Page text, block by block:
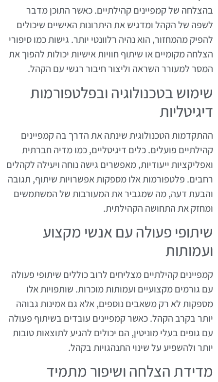
בהצלחה של קמפיינים קהילתיים. כאשר התוכן מדבר
לשפה של הקהל ומדגיש את היתרונות האישיים שיכולים
להפיק מהמחזור, הוא נהיה רלוונטי יותר. גישות כמו סיפורי
הצלחה מקומיים או שיתוף חוויות אישיות יכולות להפוך את
המסר למעורר השראה וליצור חיבור רגשי עם הקהל.
שימוש בטכנולוגיה ובפלטפורמות
דיגיטליות
ההתקדמות הטכנולוגית שינתה את הדרך בה קמפיינים
קהילתיים פועלים. כלים דיגיטליים, כמו מדיה חברתית
ואפליקציות ייעודיות, מאפשרים גישה נוחה ויעילה לקהלים
רחבים. פלטפורמות אלו מספקות אפשרויות שיתוף, תגובה
והבעת דעה, מה שמגביר את המעורבות של המשתמשים
ומחזק את התחושה הקהילתית.
שיתופי פעולה עם אנשי מקצוע
ועמותות
קמפיינים קהילתיים מצליחים לרוב כוללים שיתופי פעולה
עם גורמים מקצועיים ועמותות מוכרות. שותפויות אלו
מספקות לא רק משאבים נוספים, אלא גם אמינות גבוהה
יותר בקרב הקהל. כאשר קמפיינים עובדים בשיתוף פעולה
עם גופים בעלי מוניטין, הם יכולים להגיע לתוצאות טובות
יותר ולהשפיע על שינוי התנהגויות בקהל.
מדידת הצלחה ושיפור מתמיד